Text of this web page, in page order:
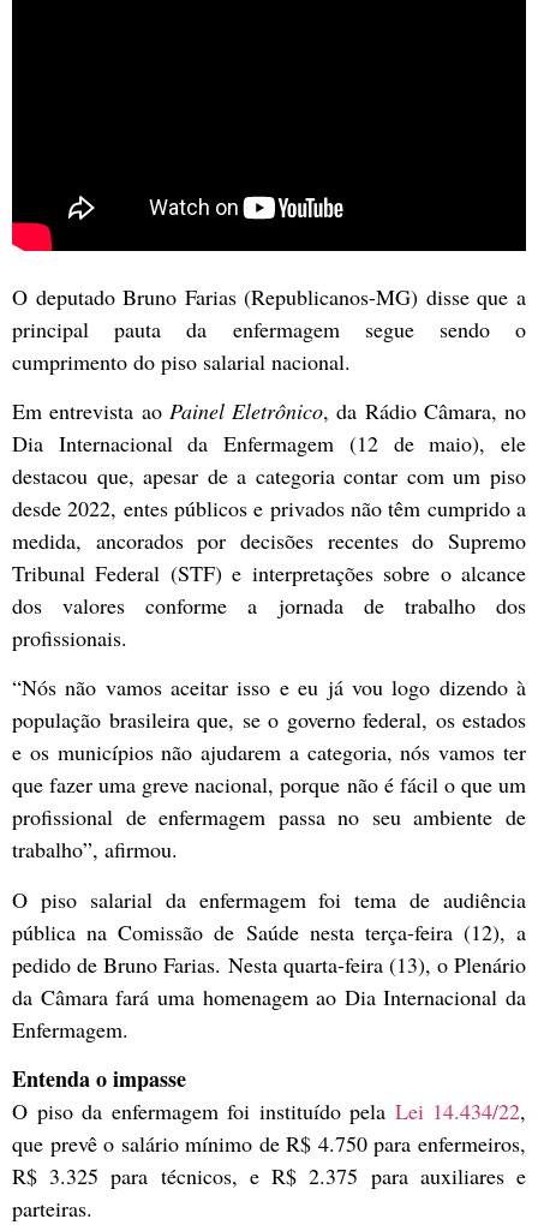
O deputado Bruno Farias (Republicanos-MG) disse que a
principal pauta da enfermagem segue sendo o
cumprimento do piso salarial nacional.
Em entrevista ao Painel Eletrônico, da Rádio Câmara, no
Dia Internacional da Enfermagem (12 de maio), ele
destacou que, apesar de a categoria contar com um piso
desde 2022, entes públicos e privados não têm cumprido a
medida, ancorados por decisões recentes do Supremo
Tribunal Federal (STF) e interpretações sobre o alcance
dos valores conforme a jornada de trabalho dos
profissionais.
“Nós não vamos aceitar isso e eu já vou logo dizendo à
população brasileira que, se o governo federal, os estados
e os municípios não ajudarem a categoria, nós vamos ter
que fazer uma greve nacional, porque não é fácil o que um
profissional de enfermagem passa no seu ambiente de
trabalho”, afirmou.
O piso salarial da enfermagem foi tema de audiência
pública na Comissão de Saúde nesta terça-feira (12), a
pedido de Bruno Farias. Nesta quarta-feira (13), o Plenário
da Câmara fará uma homenagem ao Dia Internacional da
Enfermagem.
Entenda o impasse
O piso da enfermagem foi instituído pela Lei 14.434/22,
que prevê o salário mínimo de R$ 4.750 para enfermeiros,
R$ 3.325 para técnicos, e R$ 2.375 para auxiliares e
parteiras.